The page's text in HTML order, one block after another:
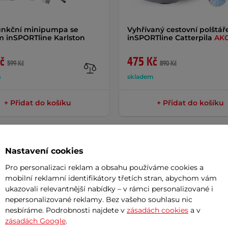
minipumpa se
inSPORTline Karlston
599 Kč
+ Přidat do košíku
Vyhřívaný cestovní
inSPORTline Catterpila
475 Kč 890 Kč
skladem
+ Přidat do košíku
pomocník pro každého, kdo
Nastavení cookies
Pro personalizaci reklam a obsahu používáme cookies a
mobilní reklamní identifikátory třetích stran, abychom vám
ukazovali relevantnější nabídky – v rámci personalizované i
nepersonalizované reklamy. Bez vašeho souhlasu nic
nesbíráme. Podrobnosti najdete v zásadách cookies a v
zásadách Google.